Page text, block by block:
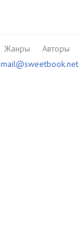
Жанры Авторы
mail@sweetbook.net